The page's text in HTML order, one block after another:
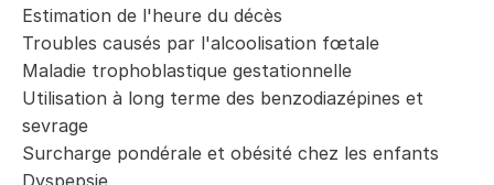
Estimation de l'heure du décès
Troubles causés par l'alcoolisation fœtale
Maladie trophoblastique gestationnelle
Utilisation à long terme des benzodiazépines et
sevrage
Surcharge pondérale et obésité chez les enfants
Dyspepsie